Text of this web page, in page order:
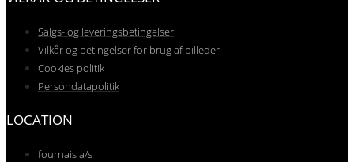
Salgs- og leveringsbetingelser
Vilkår og betingelser for brug af billeder
Cookies politik
Persondatapolitik
LOCATION
fournais a/s